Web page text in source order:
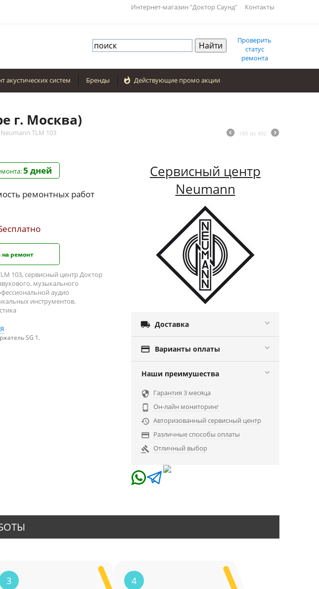
Интернет-магазин "Доктор Саунд" Контакты
Проверить
статус
ремонта
акустических систем Бренды  Действующие промо акции
г. Москва)
TLM 103 189 из 492
5 дней
ремонтных работ
на ремонт
103, сервисный центр Доктор
музыкального
аудио
инструментов.
SG 1.
Сервисный центр
Neumann
 Доставка
 Варианты оплаты
Наши преимушества
 Гарантия 3 месяца

Он-лайн мониторинг
 Авторизованный сервисный центр
 Различные способы оплаты
 Отличный выбор
3 4